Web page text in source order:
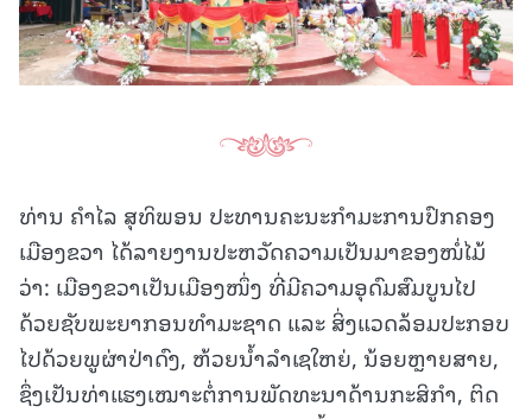
ທ່ານ ຄໍາໄລ ສຸທິພອນ ປະທານຄະນະກໍາມະການປົກຄອງ
ເມືອງຂວາ ໄດ້ລາຍງານປະຫວັດຄວາມເປັນມາຂອງໜໍ່ໄມ້
ວ່າ: ເມືອງຂວາເປັນເມືອງໜຶ່ງ ທີ່ມີຄວາມອຸດົມສົມບູນໄປ
ດ້ວຍຊັບພະຍາກອນທຳມະຊາດ ແລະ ສິ່ງແວດລ້ອມປະກອບ
ໄປດ້ວຍພູຜ່າປ່າດົງ, ຫ້ວຍນໍ້າລໍາເຊໃຫຍ່, ນ້ອຍຫຼາຍສາຍ,
ຊຶ່ງເປັນທ່າແຮງເໝາະຕໍ່ການພັດທະນາດ້ານກະສິກໍາ, ຕິດ